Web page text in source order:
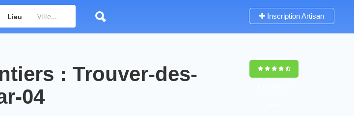
Lieu Inscription Artisan
: Trouver-des-
04